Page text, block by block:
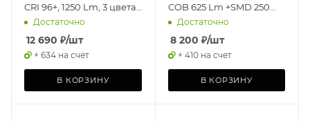
CRI 96+, 1250 Lm, 3 цвета
+ УФ, 5000 mAh
Достаточно
12 690 ₽/шт
+ 634 на счет
В КОРЗИНУ
COB 625 Lm +SMD 250
Lm +УФ, 2500 mAh, IP65
Достаточно
8 200 ₽/шт
+ 410 на счет
В КОРЗИНУ